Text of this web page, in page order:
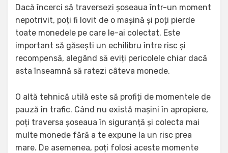
Dacă încerci să traversezi șoseaua într-un moment
nepotrivit, poți fi lovit de o mașină și poți pierde
toate monedele pe care le-ai colectat. Este
important să găsești un echilibru între risc și
recompensă, alegând să eviți pericolele chiar dacă
asta înseamnă să ratezi câteva monede.
O altă tehnică utilă este să profiți de momentele de
pauză în trafic. Când nu există mașini în apropiere,
poți traversa șoseaua în siguranță și colecta mai
multe monede fără a te expune la un risc prea
mare. De asemenea, poți folosi aceste momente